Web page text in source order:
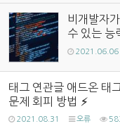
비개발자
수 있는 능
2021.06.06
태그 연관글 애드온 태
문제 회피 방법
2021.08.31 오류